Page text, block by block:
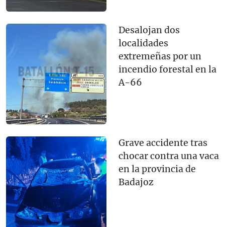
Desalojan dos
localidades
extremeñas por un
incendio forestal en la
A-66
Grave accidente tras
chocar contra una vaca
en la provincia de
Badajoz